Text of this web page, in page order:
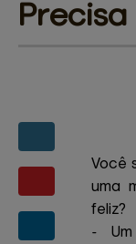
Precisa
Você
uma
feliz?
-